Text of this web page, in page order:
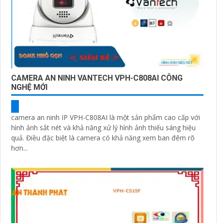
CAMERA AN NINH VANTECH VPH-C808AI CÔNG
NGHỆ MỚI
camera an ninh IP VPH-C808AI là một sản phẩm cao cấp với
hình ảnh sắt nét và khả năng xử lý hình ảnh thiếu sáng hiệu
quả. Điều đặc biệt là camera có khả năng xem ban đêm rõ
hơn...